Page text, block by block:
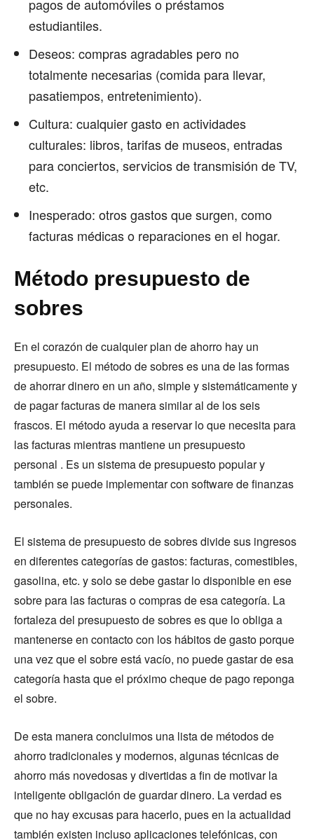
pagos de automóviles o préstamos
estudiantiles.
Deseos: compras agradables pero no
totalmente necesarias (comida para llevar,
pasatiempos, entretenimiento).
Cultura: cualquier gasto en actividades
culturales: libros, tarifas de museos, entradas
para conciertos, servicios de transmisión de TV,
etc.
Inesperado: otros gastos que surgen, como
facturas médicas o reparaciones en el hogar.
Método presupuesto de
sobres
En el corazón de cualquier plan de ahorro hay un
presupuesto. El método de sobres es una de las formas
de ahorrar dinero en un año, simple y sistemáticamente y
de pagar facturas de manera similar al de los seis
frascos. El método ayuda a reservar lo que necesita para
las facturas mientras mantiene un presupuesto
personal . Es un sistema de presupuesto popular y
también se puede implementar con software de finanzas
personales.
El sistema de presupuesto de sobres divide sus ingresos
en diferentes categorías de gastos: facturas, comestibles,
gasolina, etc. y solo se debe gastar lo disponible en ese
sobre para las facturas o compras de esa categoría. La
fortaleza del presupuesto de sobres es que lo obliga a
mantenerse en contacto con los hábitos de gasto porque
una vez que el sobre está vacío, no puede gastar de esa
categoría hasta que el próximo cheque de pago reponga
el sobre.
De esta manera concluimos una lista de métodos de
ahorro tradicionales y modernos, algunas técnicas de
ahorro más novedosas y divertidas a fin de motivar la
inteligente obligación de guardar dinero. La verdad es
que no hay excusas para hacerlo, pues en la actualidad
también existen incluso aplicaciones telefónicas, con